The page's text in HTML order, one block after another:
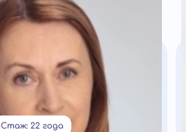
Стаж: 22 года